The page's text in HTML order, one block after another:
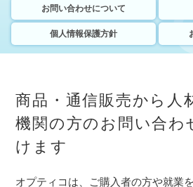
お問い合わせについて
個人情報保護方針
商品・通信販売から人
機関の方のお問い合わ
けます
オプティコは、ご購入者の方や就業